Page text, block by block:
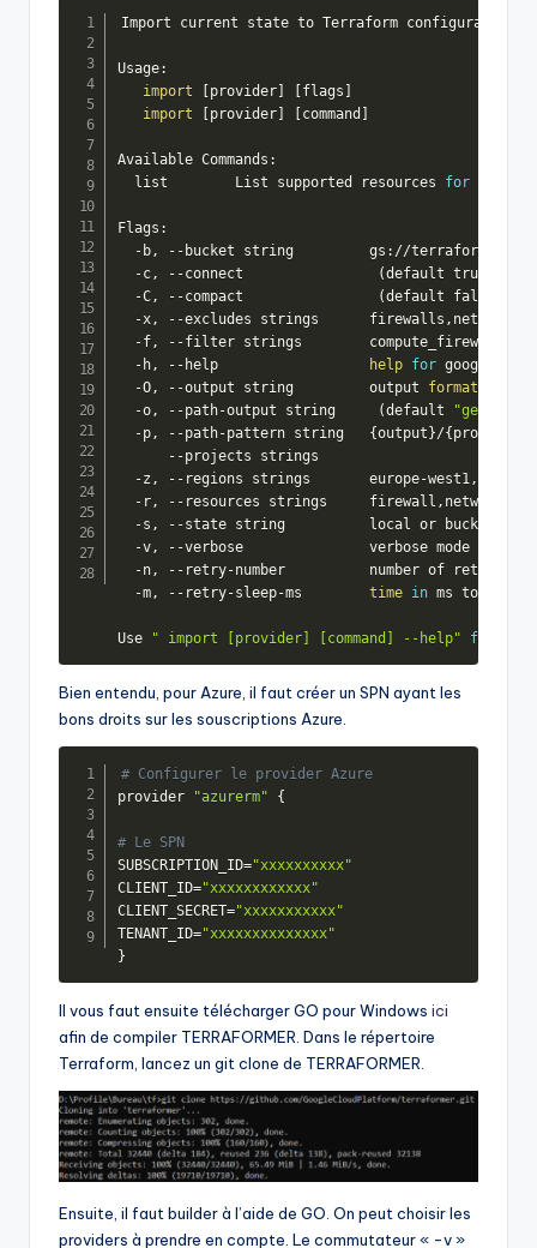
Import current state to Terraform configuration
Usage:
import
provider] flags
import
provider] command
Available Commands:
  list        List supported resources
for a
Flags:
  -b, --bucket string         gs://terraform-state
  -c, --connect
(default true
  -С, --compact
(default false
  -x, --excludes strings      firewalls,networks
  -f, --filter strings        compute_firewall
  -h, --help
help for google
  -O, --output string         output
format
  -o, --path-output string
(default
  -p, --path-pattern string
{output }/{ provider
      --projects strings
  -z, --regions strings       europe-west1,
-r, --resources strings     firewall,networks
  -s, --state string          local or bucket
  -v, --verbose               verbose mode
-n, --retry-number          number of retries
  -m, --retry-sleep-ms
time in ms to
Use " import [provider] [command] --help" for
Bien entendu, pour Azure, il faut créer un SPN ayant les
bons droits sur les souscriptions Azure.
# Configurer le provider Azure
provider
"azurerm" {
# Le SPN
SUBSCRIPTION_ID="xxxxxxxxxx"
CLIENT_ID="xxxxxxxxxxxx"
CLIENT_SECRET="xxxxxxxxxxx"
TENANT_ID="xxxxxxxxxxxxxx"
}
Il vous faut ensuite télécharger GO pour Windows ici
afin de compiler TERRAFORMER. Dans le répertoire
Terraform, lancez un git clone de TERRAFORMER.
Ensuite, il faut builder à l’aide de GO. On peut choisir les
providers à prendre en compte. Le commutateur « -v »